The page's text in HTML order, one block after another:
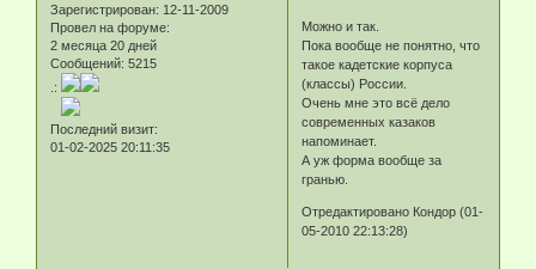
Зарегистрирован: 12-11-2009
Провел на форуме:
2 месяца 20 дней
Сообщений: 5215
.:
Последний визит:
01-02-2025 20:11:35
Можно и так.
Пока вообще не понятно, что
такое кадетские корпуса
(классы) России.
Очень мне это всё дело
современных казаков
напоминает.
А уж форма вообще за
гранью.
Отредактировано Кондор (01-
05-2010 22:13:28)